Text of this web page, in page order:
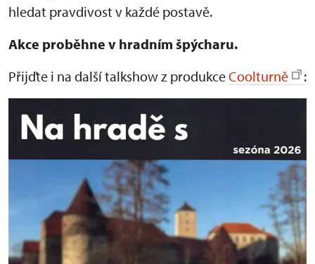
hledat pravdivost v každé postavě.
Akce proběhne v hradním špýcharu.
Přijďte i na další talkshow z produkceCoolturně :